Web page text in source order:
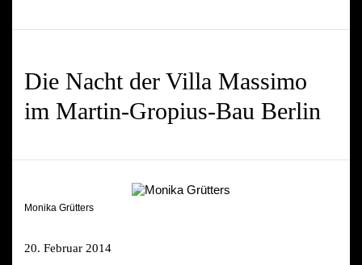
Die Nacht der Villa Massimo
im Martin-Gropius-Bau Berlin
Monika Grütters
20. Februar 2014